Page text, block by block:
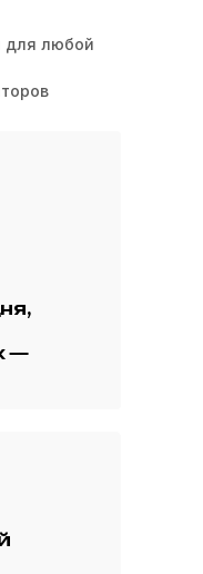
для любой
—